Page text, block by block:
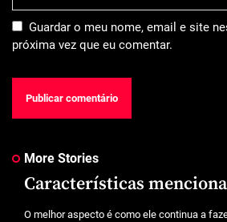
Guardar o meu nome, email e site
próxima vez que eu comentar.
More Stories
Características
O melhor aspecto é como ele continua a